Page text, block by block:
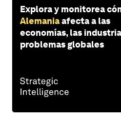
Explora y monitorea
Alemaniaafecta a las
economías, las
problemas globales